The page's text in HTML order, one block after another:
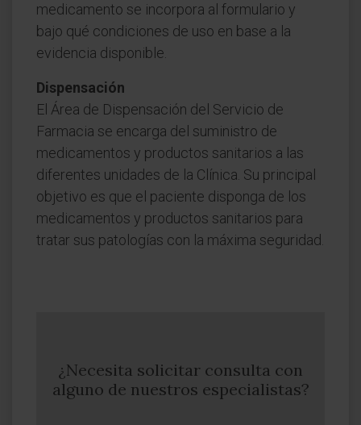
medicamento se incorpora al formulario y
bajo qué condiciones de uso en base a la
evidencia disponible.
Dispensación
El Área de Dispensación del Servicio de
Farmacia se encarga del suministro de
medicamentos y productos sanitarios a las
diferentes unidades de la Clínica. Su principal
objetivo es que el paciente disponga de los
medicamentos y productos sanitarios para
tratar sus patologías con la máxima seguridad.
¿Necesita solicitar consulta con
alguno de nuestros especialistas?